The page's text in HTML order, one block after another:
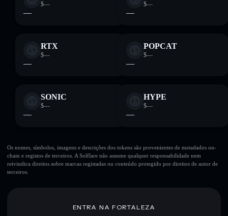
$—
—
$—
—
RTX
$—
—
POPCAT
$—
—
SONIC
$—
—
HYPE
$—
—
Os nomes, símbolos, imagens e descrições dos tokens são provenientes de metadados on-
chain e registos de terceiros. A Solflare não assume qualquer responsabilidade nem
reivindica direitos sobre marcas registadas ou conteúdo protegido por direitos de autor de
terceiros.
ENTRA NA FORTALEZA